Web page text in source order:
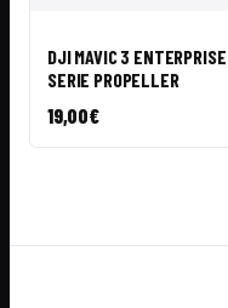
DJI MAVIC 3 ENTERPRISE
SERIE PROPELLER
19,00€